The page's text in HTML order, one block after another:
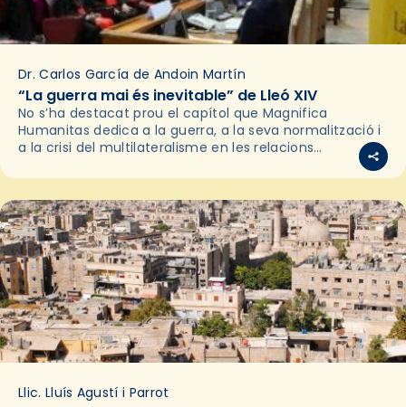
Dr. Carlos García de Andoin Martín
“La guerra mai és inevitable” de Lleó XIV
No s’ha destacat prou el capítol que Magnifica
Humanitas dedica a la guerra, a la seva normalització i
a la crisi del multilateralisme en les relacions
Llic. Lluís Agustí i Parrot